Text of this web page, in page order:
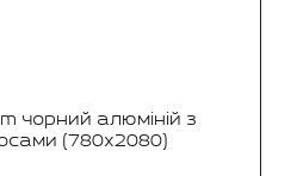
чорний алюміній з
(780x2080)